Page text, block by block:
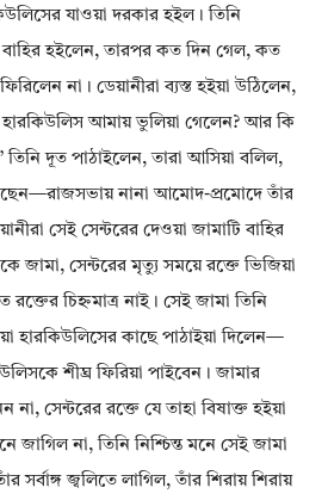
যাওয়া দরকার হইল। তিনি
বাহির হইলেন, তারপর কত দিন গেল, কত
না। ডেয়ানীরা ব্যস্ত হইয়া উঠিলেন,
হারকিউলিস আমায় ভুলিয়া গেলেন? আর কি
তিনি দূত পাঠাইলেন, তারা আসিয়া বলিল,
নানা আমোদ-প্রমোদে তাঁর
সেই সেন্টরের দেওয়া জামাটি বাহির
সেন্টরের মৃত্যু সময়ে রক্তে ভিজিয়া
চিহ্নমাত্র নাই। সেই জামা তিনি
হারকিউলিসের কাছে পাঠাইয়া দিলেন—
শীঘ্র ফিরিয়া পাইবেন। জামার
না, সেন্টরের রক্তে যে তাহা বিষাক্ত হইয়া
না, তিনি নিশ্চিন্ত মনে সেই জামা
সর্বাঙ্গ জ্বলিতে লাগিল, তাঁর শিরায় শিরায়